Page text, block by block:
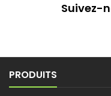
Suivez-
PRODUITS